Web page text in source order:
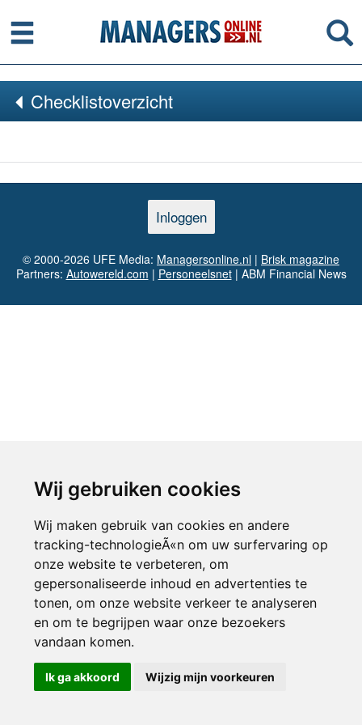
Wij gebruiken cookies
Wij maken gebruik van cookies en andere
tracking-technologieÃ«n om uw surfervaring op
onze website te verbeteren, om
gepersonaliseerde inhoud en advertenties te
tonen, om onze website verkeer te analyseren
en om te begrijpen waar onze bezoekers
vandaan komen.
Ik ga akkoord Wijzig mijn voorkeuren
Menu
Checklistoverzicht
Inloggen
© 2000-2026 UFE Media: Managersonline.nl | Brisk magazine
Partners: Autowereld.com | Personeelsnet| ABM Financial News